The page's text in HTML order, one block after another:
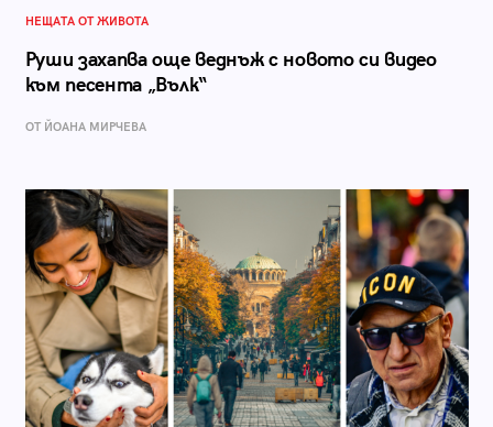
НЕЩАТА ОТ ЖИВОТА
Руши захапва още веднъж с новото си видео
към песента „Вълк“
ОТ ЙОАНА МИРЧЕВА